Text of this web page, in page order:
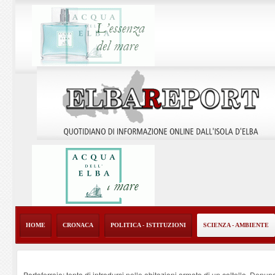
HOME CRONACA POLITICA - ISTITUZIONI SCIENZA - AMBIENTE